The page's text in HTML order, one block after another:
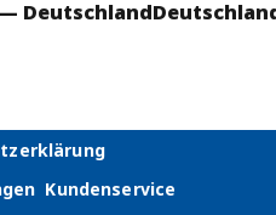
Deutschland
Kundenservice